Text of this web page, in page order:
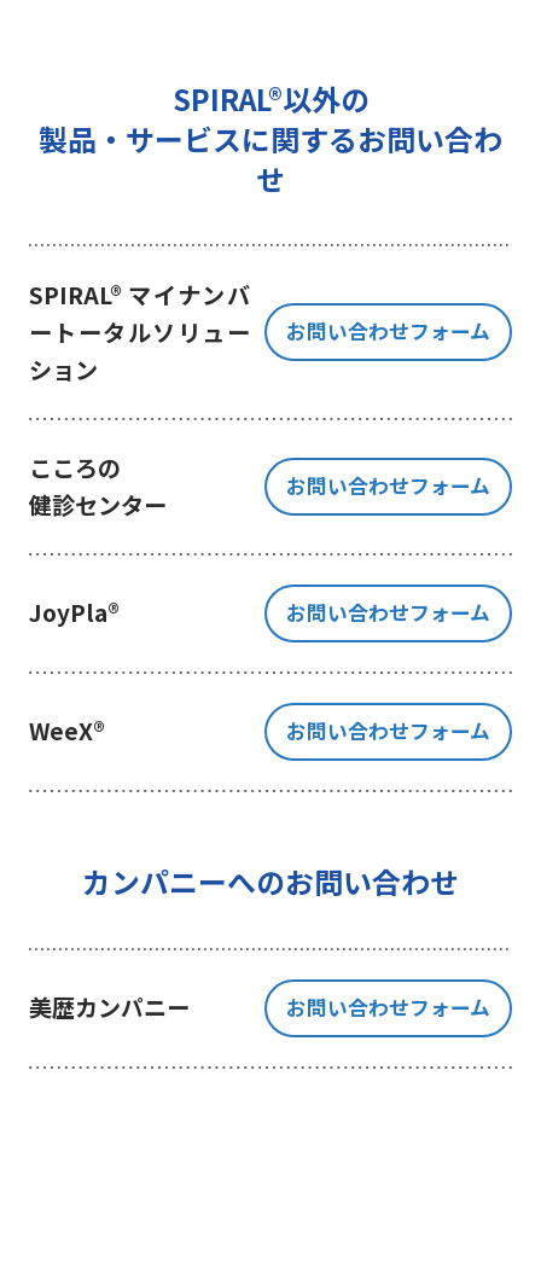
という）に準拠した適切な保護措置
を講じます。
3 個人情報の第三者提供について
き、ご提出いただく個人情報を、貴
はございません。
但し、お客様から同意をいただいた
場合のみ、日本及びアメリカ合衆国
※Google LLC は日本の個人情報保
護法が適用される個人情報取扱事業
者と同等の体制を整備しています。
詳しくは、11.Google 拡張コンバ
ージョンの利用をご確認ください。
当社が管理する本フォームから取
得した情報とGoogle LLC が管理す
る当社Webサイト閲覧履歴等の情報
を紐づけ、お客様の興味関心に沿っ
た当社サービスに関する広告の配信
4 個人情報の外部委託について
個人情報の取扱いを一部、または全
部を委託する場合、十分な個人情報
の保護水準を満たしている者を選定
する基準を確立、選定し、管理監督
いたします。
SPIRAL®以外の
製品・サービスに関するお問い合わ
せ
SPIRAL® マイナンバ
ートータルソリュー
ション
お問い合わせフォーム
こころの
健診センター
お問い合わせフォーム
JoyPla® お問い合わせフォーム
WeeX® お問い合わせフォーム
カンパニーへのお問い合わせ
美歴カンパニー お問い合わせフォーム